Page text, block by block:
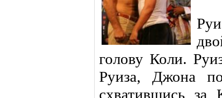
голову Коли.
Руиза, Джона
схватившись за